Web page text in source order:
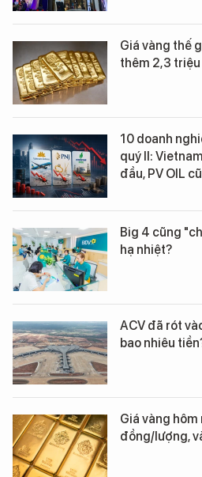
Giá vàng thế
thêm 2,3
10 doanh
quý II:
đầu, PV OIL
Big 4 cũng
hạ nhiệt?
ACV đã rót
bao nhiêu
Giá vàng
đồng/lượng,